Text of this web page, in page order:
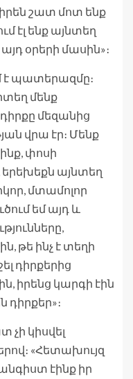
շատ մոտ ենք
էլ ենք այնտեղ
այդ օրերի մասին»։
է պատերազմը։
մենք
մեզանից
վրա էր։ Մենք
փոսի
երեխեքն այնտեղ
մտամոլոր
եմ այդ և
թե ինչ է տեղի
դիրքերից
իրենց կարգի էին
դիրքեր»։
չի կիսվել
«Հետախույզ
էինք իր